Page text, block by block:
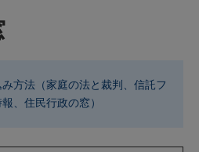
方法（家庭の法と裁判、信託フ
、住民行政の窓）